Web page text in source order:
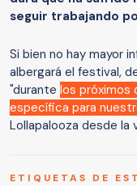
seguir trabajando
Si bien no hay mayor
albergará el festival,
"durante los próximos
específica para
Lollapalooza desde
ETIQUETAS DE